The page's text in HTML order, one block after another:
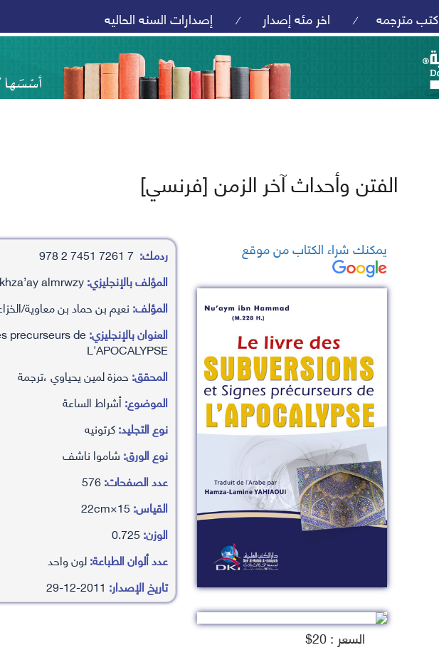
كتب مترجمه / اخر مئه إصدار / إصدارات السنه الحاليه
الفتن وأحداث آخر الزمن [فرنسي]
يمكنك شراء الكتاب من موقع
السعر : 20$
ردمك: 7 7261 7451 2 978
المؤلف بالإنجليزي:n’aym bn hamad/alkhza’ay almrwzy
المؤلف:نعيم بن حماد بن معاوية/
العنوان بالإنجليزي:precurseurs de
L'APOCALYPSE
المحقق:حمزة لمين يحياوي ،ترجمة
الموضوع:أشراط الساعة
نوع التجليد:كرتونيه
نوع الورق:شاموا ناشف
عدد الصفحات:576
القياس:
الوزن:
عدد ألوان الطباعة:لون واحد
تاريخ الإصدار: